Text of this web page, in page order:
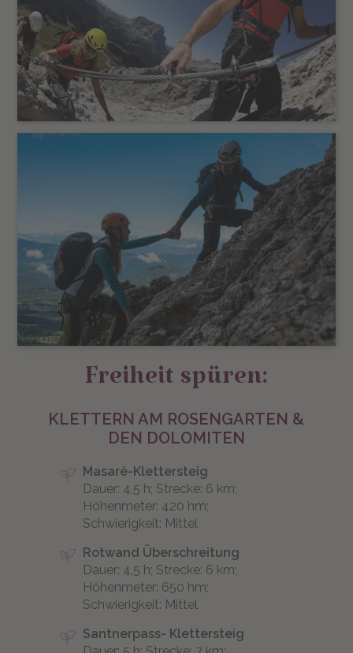
Freiheit spüren:
KLETTERN AM ROSENGARTEN &
DEN DOLOMITEN
Masarè-Klettersteig
Dauer: 4,5 h; Strecke: 6 km;
Höhenmeter: 420 hm;
Schwierigkeit: Mittel
Rotwand Überschreitung
Dauer: 4,5 h; Strecke: 6 km;
Höhenmeter: 650 hm;
Schwierigkeit: Mittel
Santnerpass- Klettersteig